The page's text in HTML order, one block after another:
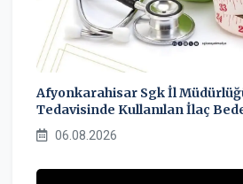
Afyonkarahisar Sgk İl
Tedavisinde Kullanılan İlaç
06.08.2026